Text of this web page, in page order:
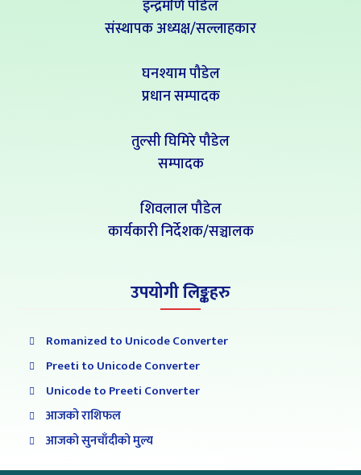
इन्द्रमणि पौडेल
संस्थापक अध्यक्ष/सल्लाहकार
घनश्याम पौडेल
प्रधान सम्पादक
तुल्सी घिमिरे पौडेल
सम्पादक
शिवलाल पौडेल
कार्यकारी निर्देशक/सञ्चालक
उपयोगी लिङ्कहरु
Romanized to Unicode Converter
Preeti to Unicode Converter
Unicode to Preeti Converter
आजको राशिफल
आजको सुनचाँदीको मुल्य